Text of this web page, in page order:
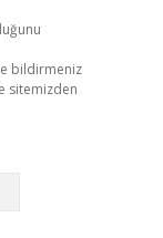
bildirmeniz
sitemizden